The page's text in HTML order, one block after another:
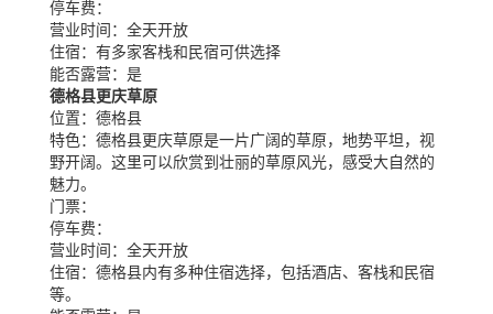
停车费：
营业时间： 全天开放
住宿： 有多家客栈和民宿可供选择
能否露营： 是
德格县更庆草原
位置： 德格县
特色： 德格县更庆草原是一片广阔的草原，地势平坦，视
野开阔。这里可以欣赏到壮丽的草原风光，感受大自然的
魅力。
门票：
停车费：
营业时间： 全天开放
住宿： 德格县内有多种住宿选择，包括酒店、客栈和民宿
等。